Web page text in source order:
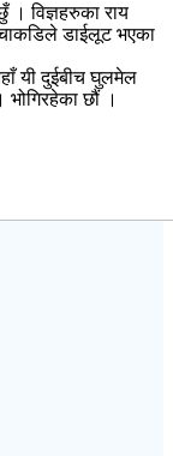
। विज्ञहरुका राय
डाईलूट भएका
यी दुईबीच घुलमेल
छौं ।